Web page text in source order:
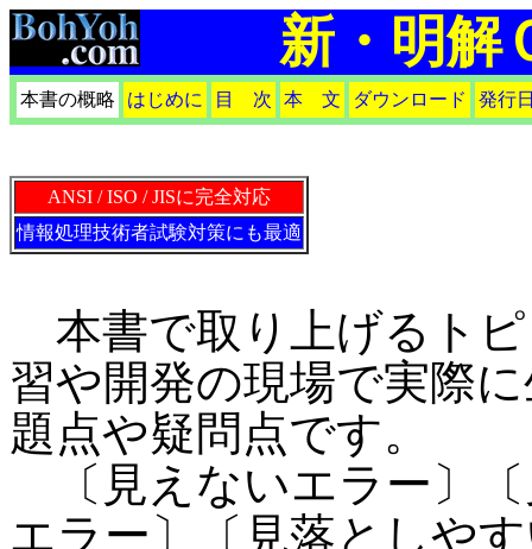
新・明解
本書の概略 はじめに 目 次 本 文 ダウンロード 発行
ANSI / ISO / JISに完全対応
情報処理技術者試験対策にも最適
本書で取り上げるト
習や開発の現場で実際
題点や疑問点です。
〔見えないエラー〕
エラー〕〔見落としや